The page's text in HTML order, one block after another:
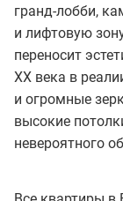
гранд-лобби,
и лифтовую
переносит
XX века в
и огромные
высокие
невероятного